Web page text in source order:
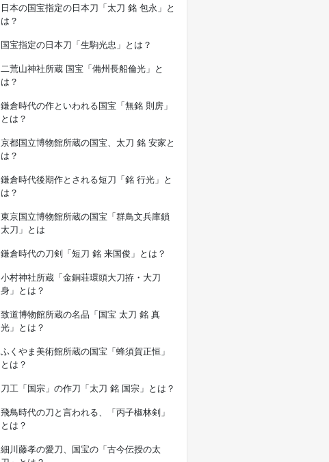
日本の国宝指定の日本刀「太刀 銘 包永」と
は？
国宝指定の日本刀「生駒光忠」とは？
二荒山神社所蔵 国宝「備州長船倫光」と
は？
鎌倉時代の作といわれる国宝「無銘 則房」
とは？
京都国立博物館所蔵の国宝、太刀 銘 安家と
は？
鎌倉時代後期作とされる短刀「銘 行光」と
は？
東京国立博物館所蔵の国宝「群鳥文兵庫鎖
太刀」とは
鎌倉時代の刀剣「短刀 銘 来国俊」とは？
小村神社所蔵「金銅荘環頭大刀拵・大刀
身」とは？
致道博物館所蔵の名品「国宝 太刀 銘 真
光」とは？
ふくやま美術館所蔵の国宝「蜂須賀正恒」
とは？
刀工「国宗」の作刀「太刀 銘 国宗」とは？
飛鳥時代の刀と言われる、「丙子椒林剣」
とは？
細川藤孝の愛刀、国宝の「古今伝授の太